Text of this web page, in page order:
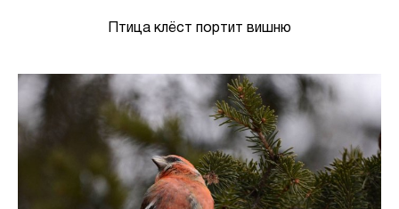
Птица клёст портит вишню